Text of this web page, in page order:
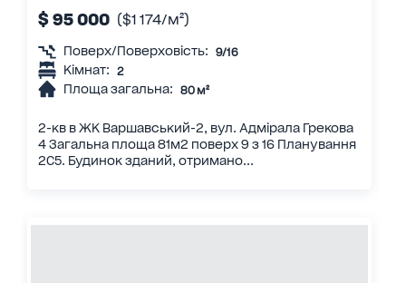
$ 95 000 ($1 174/м²)
Поверх/Поверховість: 9/16
Кімнат: 2
Площа загальна: 80 м²
2-кв в ЖК Варшавський-2, вул. Адмірала Грекова
4 Загальна площа 81м2 поверх 9 з 16 Планування
2С5. Будинок зданий, отримано...